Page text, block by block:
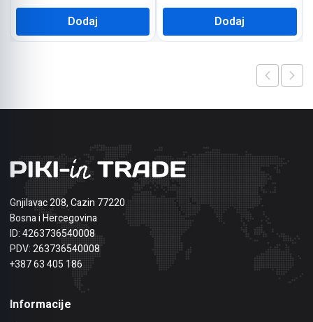
Dodaj
Dodaj
Gnjilavac 208, Cazin 77220
Bosna i Hercegovina
ID: 4263736540008
PDV: 263736540008
+387 63 405 186
Informacije